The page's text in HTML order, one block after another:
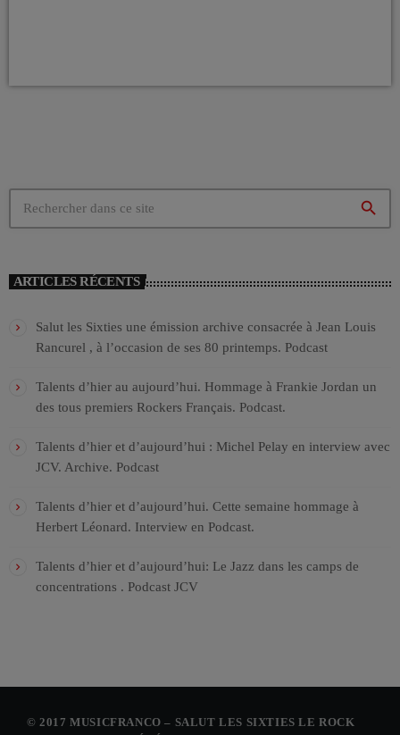
search
ARTICLES RÉCENTS
Salut les Sixties une émission archive consacrée à Jean Louis
Rancurel , à l’occasion de ses 80 printemps. Podcast
Talents d’hier au aujourd’hui. Hommage à Frankie Jordan un
des tous premiers Rockers Français. Podcast.
Talents d’hier et d’aujourd’hui : Michel Pelay en interview avec
JCV. Archive. Podcast
Talents d’hier et d’aujourd’hui. Cette semaine hommage à
Herbert Léonard. Interview en Podcast.
Talents d’hier et d’aujourd’hui: Le Jazz dans les camps de
concentrations . Podcast JCV
© 2017 MUSICFRANCO – SALUT LES SIXTIES LE ROCK